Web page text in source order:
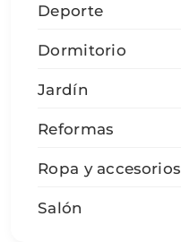
Deporte
Dormitorio
Jardín
Reformas
Ropa y accesorios
Salón